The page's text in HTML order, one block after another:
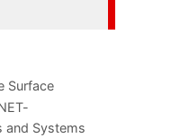
Surface
and Systems